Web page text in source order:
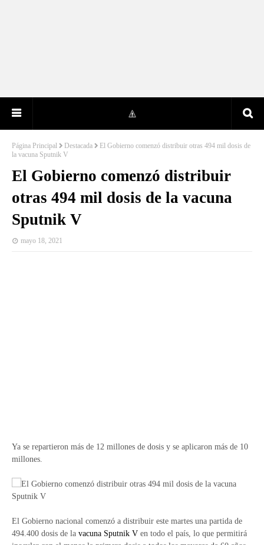
Página Principal Destacada
El Gobierno comenzó distribuir otras 494 mil dosis de
la vacuna Sputnik V
El Gobierno comenzó distribuir
otras 494 mil dosis de la vacuna
Sputnik V
mayo 18, 2021
Ya se repartieron más de 12 millones de dosis y se aplicaron más de 10
millones.
El Gobierno nacional comenzó a distribuir este martes una partida de
494.400 dosis de la vacuna Sputnik V en todo el país, lo que permitirá